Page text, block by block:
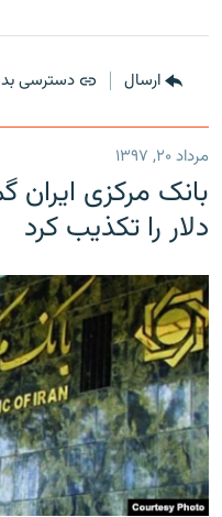
ارسال دسترسی
مرداد ۲۰, ۱۳۹۷
دلار را تکذیب کرد